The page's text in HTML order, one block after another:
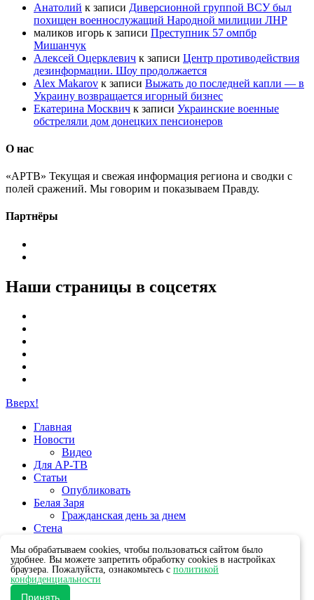
Анатолий к записи Диверсионной группой ВСУ был
похищен военнослужащий Народной милиции ЛНР
маликов игорь к записи Преступник 57 омпбр
Мишанчук
Алексей Оцерклевич к записи Центр противодействия
дезинформации. Шоу продолжается
Alex Makarov к записи Выжать до последней капли — в
Украину возвращается игорный бизнес
Екатерина Москвич к записи Украинские военные
обстреляли дом донецких пенсионеров
О нас
«АРТВ» Текущая и свежая информация региона и сводки с
полей сражений. Мы говорим и показываем Правду.
Партнёры
Наши страницы в соцсетях
Вверх!
Главная
Новости
Видео
Для АР-ТВ
Статьи
Опубликовать
Белая Заря
Гражданская день за днем
Стена
Мы обрабатываем cookies, чтобы пользоваться сайтом было
удобнее. Вы можете запретить обработку cookies в настройках
браузера. Пожалуйста, ознакомьтесь с политикой
конфиденциальности
Принять